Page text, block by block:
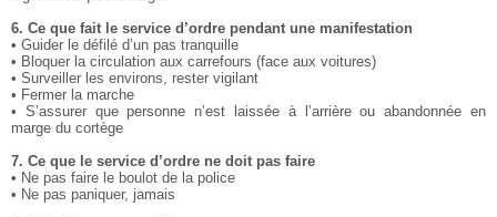
6. Ce que fait le service d’ordre pendant une manifestation
• Guider le défilé d’un pas tranquille
• Bloquer la circulation aux carrefours (face aux voitures)
• Surveiller les environs, rester vigilant
• Fermer la marche
• S’assurer que personne n’est laissée à l’arrière ou abandonnée en
marge du cortège
7. Ce que le service d’ordre ne doit pas faire
• Ne pas faire le boulot de la police
• Ne pas paniquer, jamais